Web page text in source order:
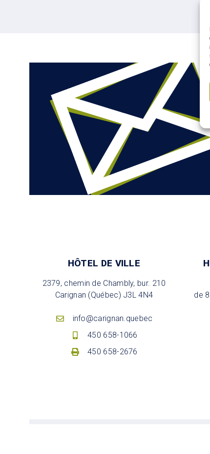
HÔTEL DE VILLE
2379, chemin de Chambly, bur. 210
Carignan (Québec) J3L 4N4
info@carignan.quebec
450 658-1066
450 658-2676
de